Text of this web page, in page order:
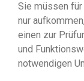
Sie müssen
nur
einen zur
und
notwendigen